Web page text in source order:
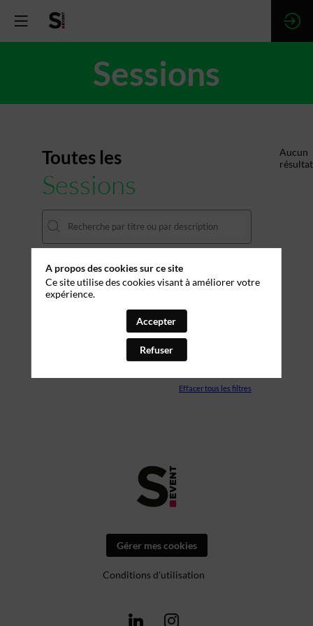
Sessions
Toutes les
Sessions
DATES
THÈMATIQUES
Effacer tous les filtres
Aucun
résultat
Gérer mes cookies
Conditions d'utilisation
A propos des cookies sur ce site
Ce site utilise des cookies visant à améliorer votre
expérience.
Accepter
Refuser